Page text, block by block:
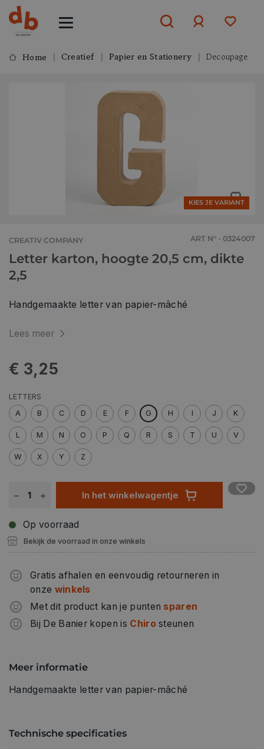
aanmelden
Home Creatief Papier en Stationery Decoupage
KIES JE VARIANT
CREATIV COMPANY ART N° - 0324007
Letter karton, hoogte 20,5 cm, dikte
2,5
Handgemaakte letter van papier-mâché
Lees meer
€ 3,25
LETTERS
A
B C D E F G H I J K
L M N O P Q R S T U V
W X Y Z
In het winkelwagentje
Op voorraad
Bekijk de voorraad in onze winkels
Gratis afhalen en eenvoudig retourneren in
onze winkels
Met dit product kan je punten sparen
Bij De Banier kopen is Chirosteunen
Meer informatie
Handgemaakte letter van papier-mâché
Technische specificaties